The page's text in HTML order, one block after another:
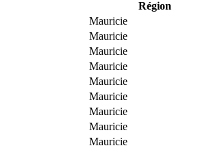
Région
Mauricie
Mauricie
Mauricie
Mauricie
Mauricie
Mauricie
Mauricie
Mauricie
Mauricie